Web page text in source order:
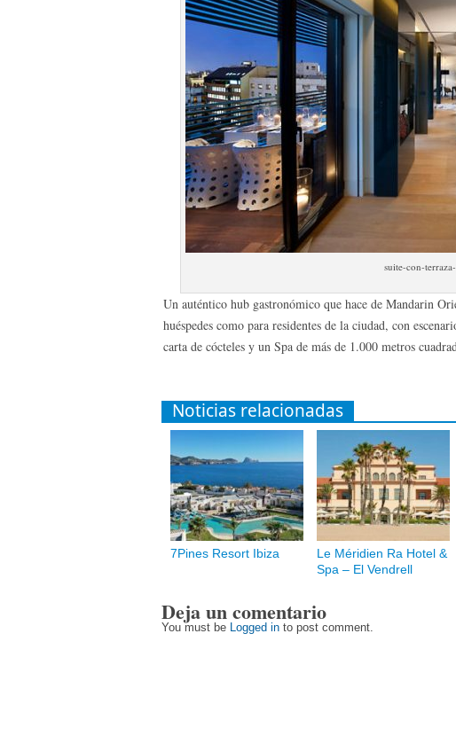
suite-con-
Un auténtico hub gastronómico que hace de Mandarin
huéspedes como para residentes de la ciudad, con
carta de cócteles y un Spa de más de 1.000 metros
Noticias relacionadas
7Pines Resort Ibiza
Le Méridien Ra Hotel &
Spa – El Vendrell
Deja un comentario
You must be Logged in to post comment.